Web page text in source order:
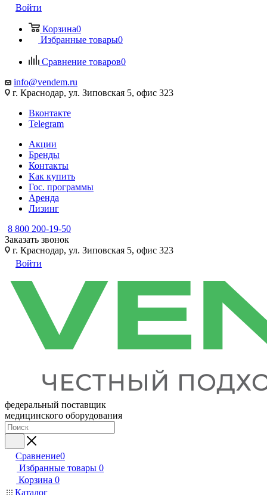
Войти
Корзина0
Избранные товары0
Сравнение товаров0
info@vendem.ru
г. Краснодар, ул. Зиповская 5, офис 323
Вконтакте
Telegram
Акции
Бренды
Контакты
Как купить
Гос. программы
Аренда
Лизинг
8 800 200-19-50
Заказать звонок
г. Краснодар, ул. Зиповская 5, офис 323
Войти
федеральный поставщик
медицинского оборудования
Сравнение0
Избранные товары 0
Корзина 0
Каталог